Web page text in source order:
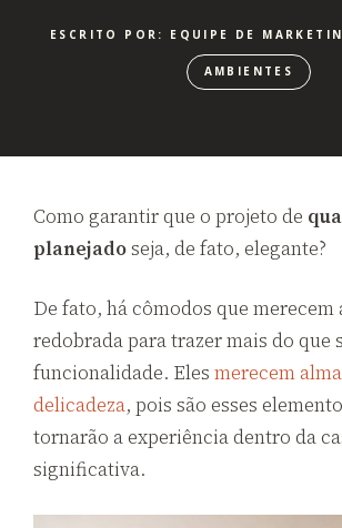
ESCRITO POR: EQUIPE DE
AMBIENTES
Como garantir que o projeto de
planejadoseja, de fato, elegante?
De fato, há cômodos que merecem
redobrada para trazer mais do que
funcionalidade. Eles merecem
delicadeza, pois são esses
tornarão a experiência dentro da
significativa.